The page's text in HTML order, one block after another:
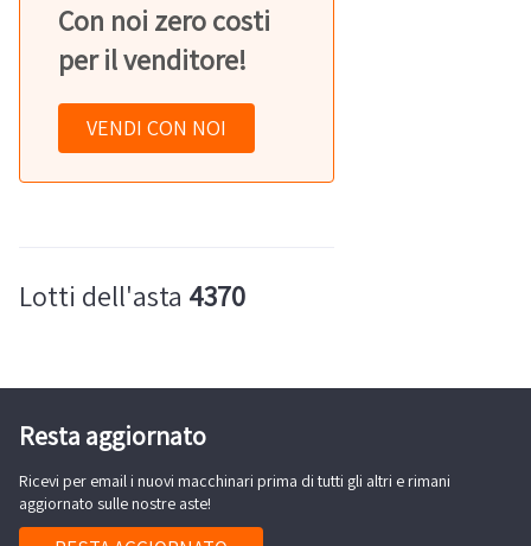
Con noi zero costi
per il venditore!
VENDI CON NOI
Lotti dell'asta 4370
Resta aggiornato
Ricevi per email i nuovi macchinari prima di tutti gli altri e rimani
aggiornato sulle nostre aste!